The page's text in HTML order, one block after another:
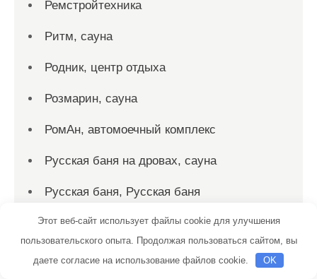
Ремстройтехника
Ритм, сауна
Родник, центр отдыха
Розмарин, сауна
РомАн, автомоечный комплекс
Русская баня на дровах, сауна
Русская баня, Русская баня
Русские бани
Этот веб-сайт использует файлы cookie для улучшения
пользовательского опыта. Продолжая пользоваться сайтом, вы
даете согласие на использование файлов cookie.
OK